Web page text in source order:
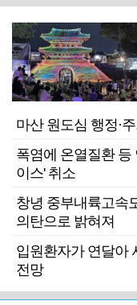
마산 원도심 행정·
폭염에 온열질환 등
이스' 취소
창녕 중부내륙고속
의탄으로 밝혀져
입원환자가 연달아
전망